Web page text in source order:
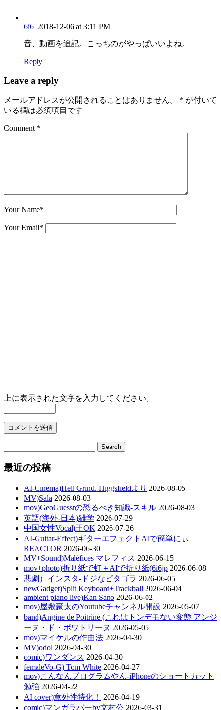
6i6 2018-12-06 at 3:11 PM
音、動画を追記。こっちのがやっぱいいよね。
Reply
Leave a reply
メールアドレスが公開されることはありません。 * が付いて
いる欄は必須項目です
Comment *
Your Name*
Your Email*
上に表示された文字を入力してください。
最近の投稿
AI-Cinema)Hell Grind. Higgsfieldより 2026-08-05
MV)Sala 2026-08-03
mov)GeoGuessrの恐るべき知識-スキル 2026-08-03
英語(海外-日本)雑学 2026-07-29
中国女性Vocal)王OK 2026-07-26
AI-Guitar-Effect)ギターエフェクトAIで簡単にぃ
REACTOR 2026-06-30
MV+Sound)Maléfices マレフィス 2026-06-15
mov+photo)折り紙で虹＋AIで折り紙(6i6jp 2026-06-08
悲劇）インスタ-ドジなピタゴラ 2026-06-05
newGadget)Split Keyboard+Trackball 2026-06-04
ambient piano live)Kan Sano 2026-06-02
mov)屋敷豪太のYoutubeチャンネル開設 2026-05-07
band)Angine de Poitrine (これはトンデモない変態 アンジ
ーヌ・ド・ポワトリーヌ 2026-05-05
mov)マイケルの作曲法 2026-04-30
MV)odol 2026-04-30
comic)ワンダンス 2026-04-30
femaleVo-G) Tom White 2026-04-27
mov)こんなんプログラムやん-iPhoneのショートカット
勉強 2026-04-22
AI cover)意外性特化！
2026-04-19
comic)マンガラバーby文村公 2026-03-31